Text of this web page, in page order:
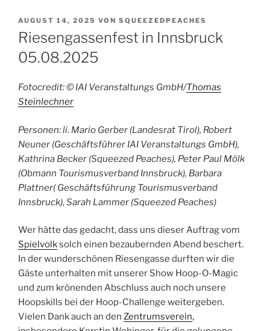
VERÖFFENTLICHT
AM
AUGUST 14, 2025 VON SQUEEZEDPEACHES
Riesengassenfest in Innsbruck
05.08.2025
Fotocredit: © IAI Veranstaltungs GmbH/Thomas
Steinlechner
Personen: li. Mario Gerber (Landesrat Tirol), Robert
Neuner (Geschäftsführer IAI Veranstaltungs GmbH),
Kathrina Becker (Squeezed Peaches), Peter Paul Mölk
(Obmann Tourismusverband Innsbruck), Barbara
Plattner( Geschäftsführung Tourismusverband
Innsbruck), Sarah Lammer (Squeezed Peaches)
Wer hätte das gedacht, dass uns dieser Auftrag vom
Spielvolksolch einen bezaubernden Abend beschert.
In der wunderschönen Riesengasse durften wir die
Gäste unterhalten mit unserer Show Hoop-O-Magic
und zum krönenden Abschluss auch noch unsere
Hoopskills bei der Hoop-Challenge weitergeben.
Vielen Dank auch an den Zentrumsverein,